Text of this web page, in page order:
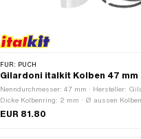
FÜR: PUCH
Gilardoni italkit Kolben 47 mm
Nenndurchmesser: 47 mm · Hersteller:
Dicke Kolbenring: 2 mm · Ø aussen
· Kompressionshöhe (C): 22.5 mm ·
EUR 81.80